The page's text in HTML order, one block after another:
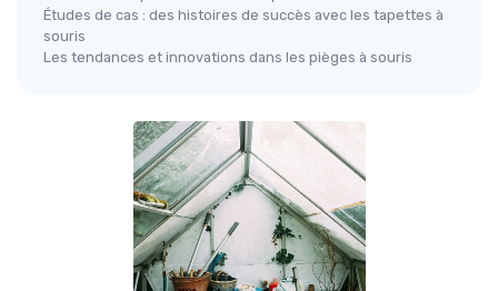
Études de cas : des histoires de succès avec les tapettes à
souris
Les tendances et innovations dans les pièges à souris